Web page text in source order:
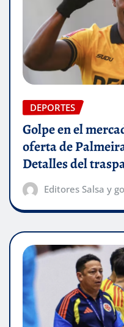
DEPORTES
Golpe en el
oferta de
Detalles del
Editores Salsa y